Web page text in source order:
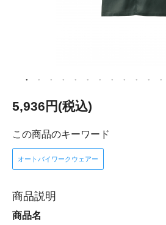
5,936円(税込)
この商品のキーワード
オートバイワークウェアー
商品説明
商品名